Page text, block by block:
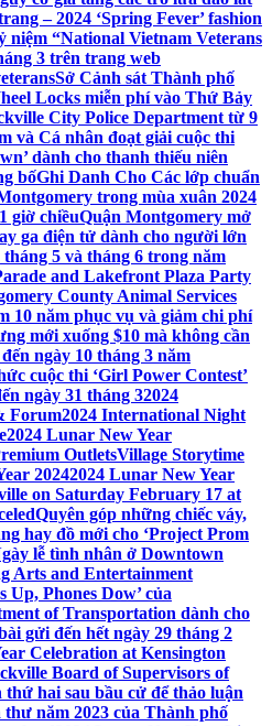
– 2024 ‘Spring Fever’ fashion
niệm “National Vietnam Veterans
3 trên trang web
Sở Cảnh sát Thành phố
Locks miễn phí vào Thứ Bảy
City Police Department từ 9
và Cá nhân đoạt giải cuộc thi
dành cho thanh thiếu niên
bốGhi Danh Cho Các lớp chuẩn
trong mùa xuân 2024
giờ chiềuQuận Montgomery mở
ga điện tử dành cho người lớn
5 và tháng 6 trong năm
and Lakefront Plaza Party
County Animal Services
10 năm phục vụ và giảm chi phí
mới xuống $10 mà không cần
ngày 10 tháng 3 năm
cuộc thi ‘Girl Power Contest’
ngày 31 tháng 32024
Forum2024 International Night
2024 Lunar New Year
OutletsVillage Storytime
20242024 Lunar New Year
on Saturday February 17 at
Quyên góp những chiếc váy,
hay đồ mới cho ‘Project Prom
lễ tình nhân ở Downtown
Arts and Entertainment
Up, Phones Dow’ của
of Transportation dành cho
gửi đến hết ngày 29 tháng 2
Celebration at Kensington
Board of Supervisors of
thứ hai sau bầu cử để thảo luận
năm 2023 của Thành phố